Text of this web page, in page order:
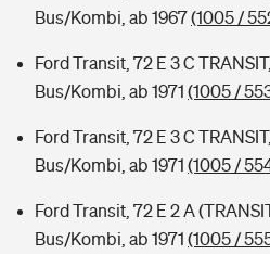
Bus/Kombi, ab 1967(1005 /
Ford Transit, 72 E 3 C
Bus/Kombi, ab 1971 (1005 /
Ford Transit, 72 E 3 C
Bus/Kombi, ab 1971 (1005 /
Ford Transit, 72 E 2 A
Bus/Kombi, ab 1971 (1005 /